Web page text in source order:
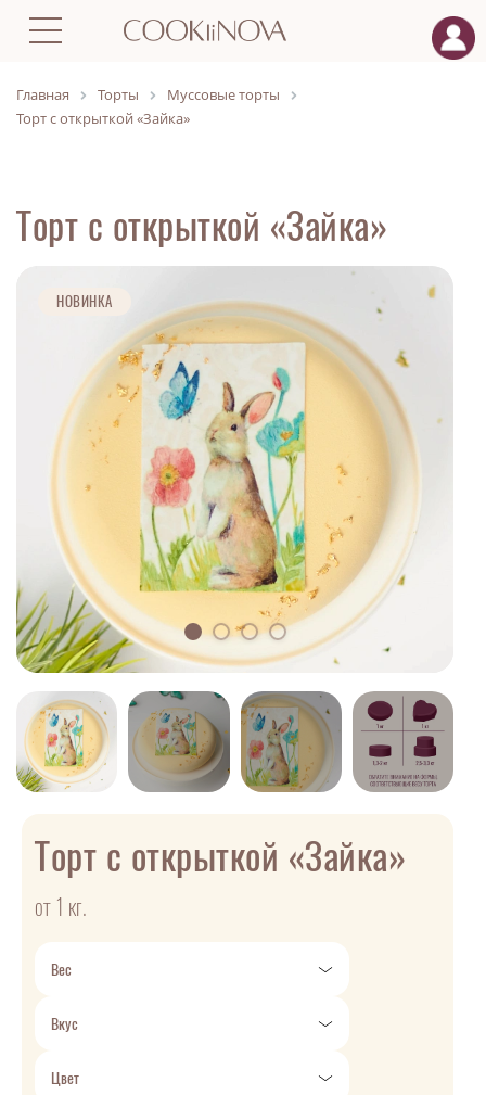
Главная Торты
Муссовые торты
Торт с открыткой «Зайка»
Торт с открыткой «Зайка»
НОВИНКА
Торт с открыткой «Зайка»
от 1 кг.
Вес
Вкус
Цвет